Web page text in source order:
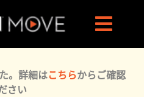
。詳細はこちらからご確認
さい